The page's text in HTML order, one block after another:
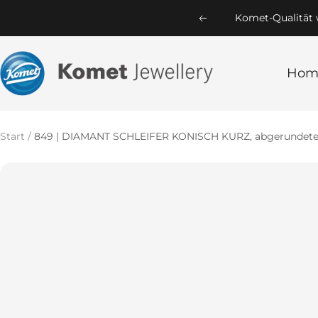
Zurück
Komet-Qualität
Komet
Jewellery
Start 849 | DIAMANT SCHLEIFER KONISCH KURZ,